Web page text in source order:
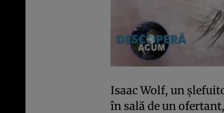
Isaac Wolf, un
în sală de un